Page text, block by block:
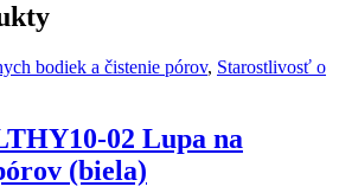
bodiek a čistenie pórov, Starostlivosť o
02 Lupa na
(biela)